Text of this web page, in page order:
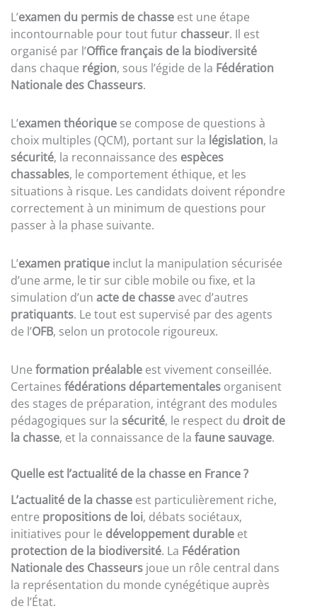
L’examen du permis de chasse est une étape
incontournable pour tout futur chasseur. Il est
organisé par l’Office français de la biodiversité
dans chaque région, sous l’égide de la Fédération
Nationale des Chasseurs.
L’examen théorique se compose de questions à
choix multiples (QCM), portant sur la législation, la
sécurité, la reconnaissance des espèces
chassables, le comportement éthique, et les
situations à risque. Les candidats doivent répondre
correctement à un minimum de questions pour
passer à la phase suivante.
L’examen pratique inclut la manipulation sécurisée
d’une arme, le tir sur cible mobile ou fixe, et la
simulation d’un acte de chasseavec d’autres
pratiquants. Le tout est supervisé par des agents
de l’OFB, selon un protocole rigoureux.
Une formation préalable est vivement conseillée.
Certaines fédérations départementales organisent
des stages de préparation, intégrant des modules
pédagogiques sur la sécurité, le respect du droit de
la chasse, et la connaissance de la faune sauvage.
Quelle est l’actualité de la chasse en France ?
L’actualité de la chasse est particulièrement riche,
entre propositions de loi, débats sociétaux,
initiatives pour le développement durable et
protection de la biodiversité. La Fédération
Nationale des Chasseurs joue un rôle central dans
la représentation du monde cynégétique auprès
de l’État.